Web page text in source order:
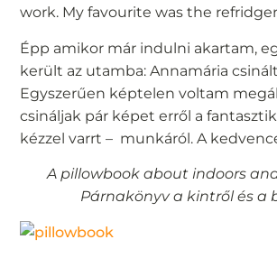
work. My favourite was the
Épp amikor már indulni akartam,
került az utamba: Annamária
Egyszerűen képtelen voltam
csináljak pár képet erről a
kézzel varrt – munkáról. A
A pillowbook about indoors
Párnakönyv a kintről és a